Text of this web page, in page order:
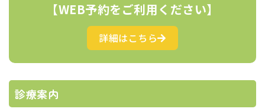
【WEB予約をご利用ください】
詳細はこちら
診療案内